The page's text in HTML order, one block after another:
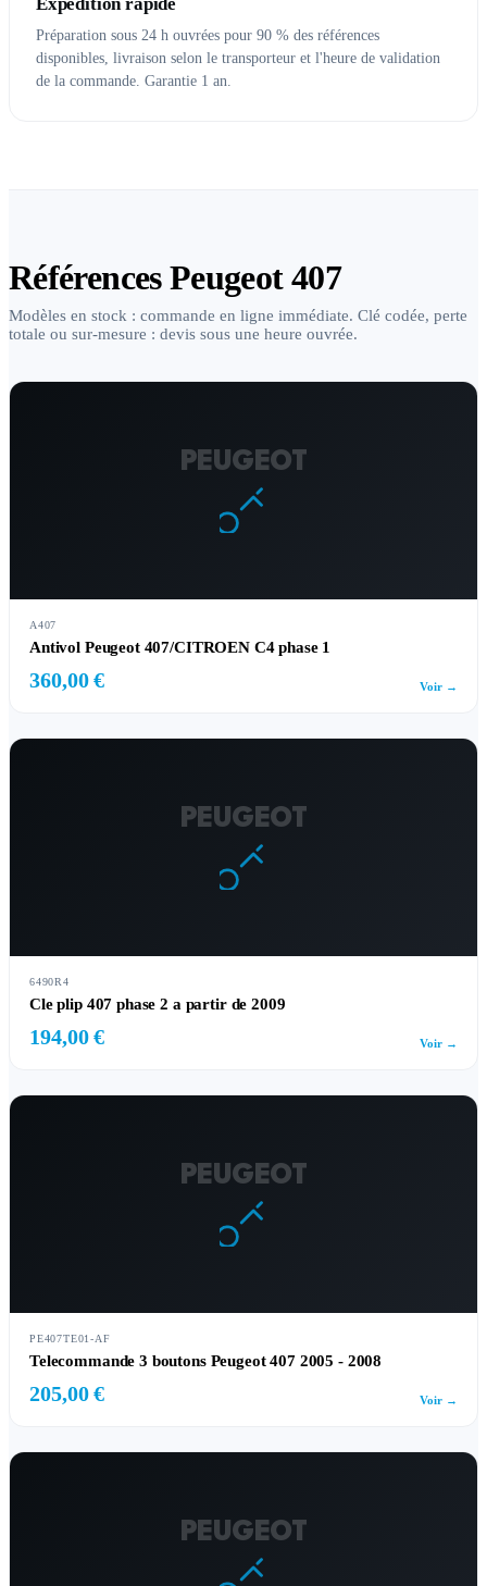
Préparation sous 24 h ouvrées pour 90 % des références
disponibles, livraison selon le transporteur et l'heure de validation
de la commande. Garantie 1 an.
Références Peugeot 407
Modèles en stock : commande en ligne immédiate. Clé codée, perte
totale ou sur-mesure : devis sous une heure ouvrée.
PEUGEOT
A407
Antivol Peugeot 407/CITROEN C4 phase 1
360,00 € Voir →
PEUGEOT
6490R4
Cle plip 407 phase 2 a partir de 2009
194,00 € Voir →
PEUGEOT
PE407TE01-AF
Telecommande 3 boutons Peugeot 407 2005 - 2008
205,00 € Voir →
PEUGEOT